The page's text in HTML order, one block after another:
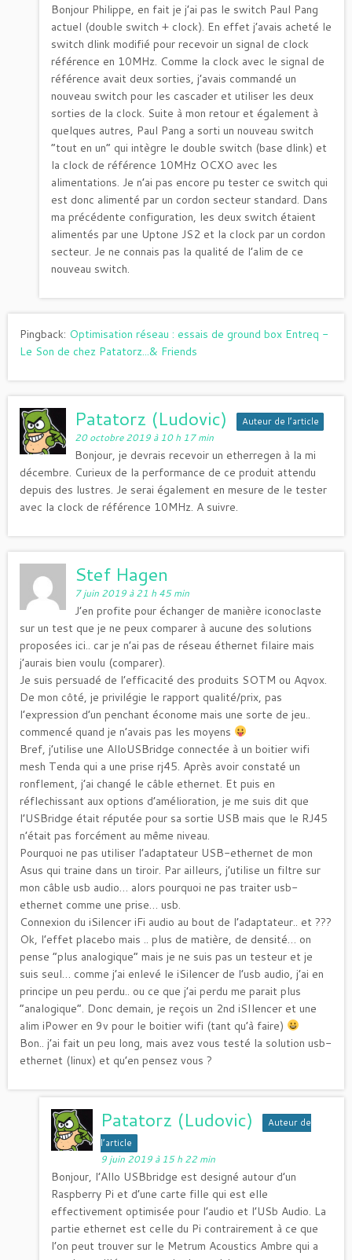
Bonjour Philippe, en fait je j’ai pas le switch Paul Pang
actuel (double switch + clock). En effet j’avais acheté le
switch dlink modifié pour recevoir un signal de clock
référence en 10MHz. Comme la clock avec le signal de
référence avait deux sorties, j’avais commandé un
nouveau switch pour les cascader et utiliser les deux
sorties de la clock. Suite à mon retour et également à
quelques autres, Paul Pang a sorti un nouveau switch
“tout en un” qui intègre le double switch (base dlink) et
la clock de référence 10MHz OCXO avec les
alimentations. Je n’ai pas encore pu tester ce switch qui
est donc alimenté par un cordon secteur standard. Dans
ma précédente configuration, les deux switch étaient
alimentés par une Uptone JS2 et la clock par un cordon
secteur. Je ne connais pas la qualité de l’alim de ce
nouveau switch.
Pingback: Optimisation réseau : essais de ground box Entreq -
Le Son de chez Patatorz...& Friends
Patatorz (Ludovic) Auteur de l’article
20 octobre 2019 à 10 h 17 min
Bonjour, je devrais recevoir un etherregen à la mi
décembre. Curieux de la performance de ce produit attendu
depuis des lustres. Je serai également en mesure de le tester
avec la clock de référence 10MHz. A suivre.
Stef Hagen
7 juin 2019 à 21 h 45 min
J’en profite pour échanger de manière iconoclaste
sur un test que je ne peux comparer à aucune des solutions
proposées ici.. car je n’ai pas de réseau éthernet filaire mais
j’aurais bien voulu (comparer).
Je suis persuadé de l’efficacité des produits SOTM ou Aqvox.
De mon côté, je privilégie le rapport qualité/prix, pas
l’expression d’un penchant économe mais une sorte de jeu..
commencé quand je n’avais pas les moyens
Bref, j’utilise une AlloUSBridge connectée à un boitier wifi
mesh Tenda qui a une prise rj45. Après avoir constaté un
ronflement, j’ai changé le câble ethernet. Et puis en
réflechissant aux options d’amélioration, je me suis dit que
l’USBridge était réputée pour sa sortie USB mais que le RJ45
n’était pas forcément au même niveau.
Pourquoi ne pas utiliser l’adaptateur USB-ethernet de mon
Asus qui traine dans un tiroir. Par ailleurs, j’utilise un filtre sur
mon câble usb audio… alors pourquoi ne pas traiter usb-
ethernet comme une prise… usb.
Connexion du iSilencer iFi audio au bout de l’adaptateur.. et ???
Ok, l’effet placebo mais .. plus de matière, de densité… on
pense “plus analogique” mais je ne suis pas un testeur et je
suis seul… comme j’ai enlevé le iSilencer de l’usb audio, j’ai en
principe un peu perdu.. ou ce que j’ai perdu me parait plus
“analogique”. Donc demain, je reçois un 2nd iSIlencer et une
alim iPower en 9v pour le boitier wifi (tant qu’à faire)
Bon.. j’ai fait un peu long, mais avez vous testé la solution usb-
ethernet (linux) et qu’en pensez vous ?
Patatorz (Ludovic)
Auteur de
l’article
9 juin 2019 à 15 h 22 min
Bonjour, l’Allo USBbridge est designé autour d’un
Raspberry Pi et d’une carte fille qui est elle
effectivement optimisée pour l’audio et l’USb Audio. La
partie ethernet est celle du Pi contrairement à ce que
l’on peut trouver sur le Metrum Acoustics Ambre qui a